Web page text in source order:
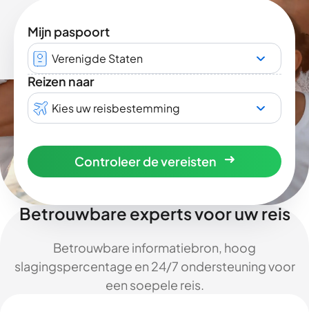
Mijn paspoort
Verenigde Staten
Reizen naar
Kies uw reisbestemming
Controleer de vereisten
Betrouwbare experts voor uw reis
Betrouwbare informatiebron, hoog
slagingspercentage en 24/7 ondersteuning voor
een soepele reis.